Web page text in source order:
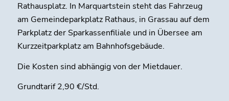
Rathausplatz. In Marquartstein steht das Fahrzeug
am Gemeindeparkplatz Rathaus, in Grassau auf dem
Parkplatz der Sparkassenfiliale und in Übersee am
Kurzzeitparkplatz am Bahnhofsgebäude.
Die Kosten sind abhängig von der Mietdauer.
Grundtarif 2,90 €/Std.